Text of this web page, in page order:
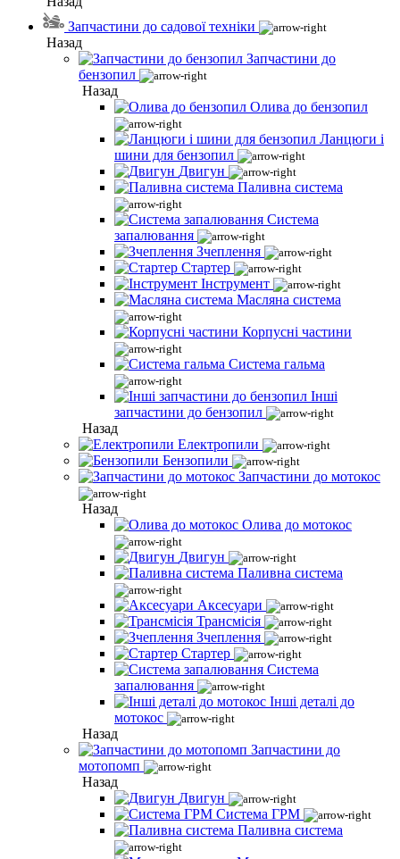
Запчастини до садової техніки
Назад
Запчастини до
бензопил
Назад
Олива до бензопил
Ланцюги і
шини для бензопил
Двигун
Паливна система
Система
запалювання
Зчеплення
Стартер
Інструмент
Масляна система
Корпусні частини
Система гальма
Інші
запчастини до бензопил
Назад
Електропили
Бензопили
Запчастини до мотокос
Назад
Олива до мотокос
Двигун
Паливна система
Аксесуари
Трансмісія
Зчеплення
Стартер
Система
запалювання
Інші деталі до
мотокос
Назад
Запчастини до
мотопомп
Назад
Двигун
Система ГРМ
Паливна система